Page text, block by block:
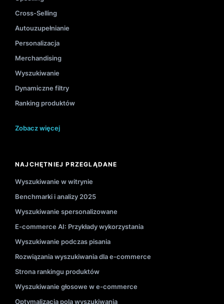
Cross-Selling
Autouzupełnianie
Personalizacja
Merchandising
Wyszukiwanie
Dynamiczne filtry
Ranking produktów
Zobacz więcej
NAJCHĘTNIEJ PRZEGLĄDANE
Wyszukiwanie w witrynie
Benchmarki i analizy 2025
Wyszukiwanie spersonalizowane
E-commerce AI: Przykłady wykorzystania
Wyszukiwanie podczas pisania
Rozwiązania wyszukiwania dla e-commerce
Strona rankingu produktów
Wyszukiwanie głosowe w e-commerce
Optymalizacja pola wyszukiwania